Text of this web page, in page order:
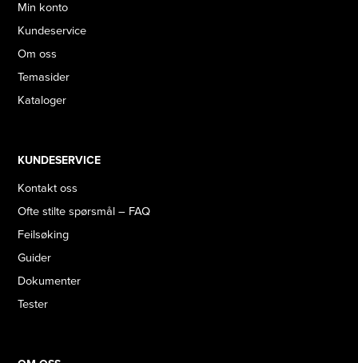
Min konto
Kundeservice
Om oss
Temasider
Kataloger
KUNDESERVICE
Kontakt oss
Ofte stilte spørsmål – FAQ
Feilsøking
Guider
Dokumenter
Tester